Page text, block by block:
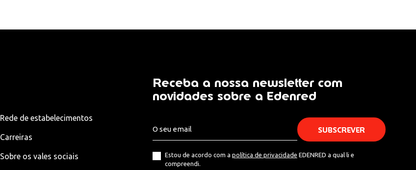
Rede de estabelecimentos
Carreiras
Sobre os vales sociais
Receba a nossa newsletter com
novidades sobre a Edenred
Estou de acordo com a política de privacidade EDENRED a qual li e
compreendi.